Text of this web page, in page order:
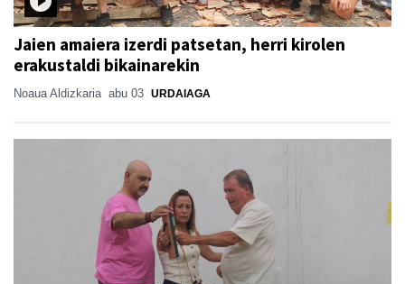
Jaien amaiera izerdi patsetan, herri kirolen
erakustaldi bikainarekin
Noaua Aldizkaria abu 03 URDAIAGA